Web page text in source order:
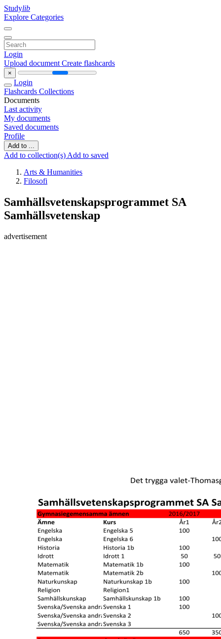
Studylib
Explore Categories
Login
Upload document Create flashcards
×
Login
Flashcards Collections
Documents
Last activity
My documents
Saved documents
Profile
Add to ...
Add to collection(s) Add to saved
Arts & Humanities
Filosofi
Samhällsvetenskapsprogrammet SA
Samhällsvetenskap
advertisement